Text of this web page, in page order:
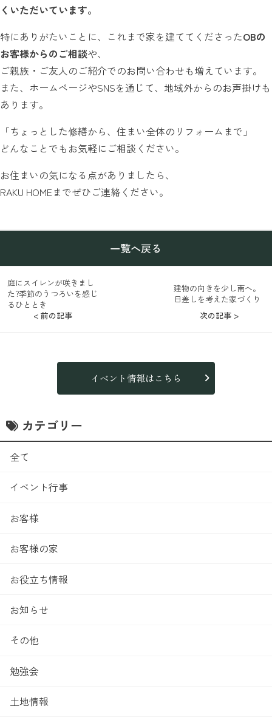
くいただいています。
特にありがたいことに、これまで家を建ててくださったOBの
お客様からのご相談や、
ご親族・ご友人のご紹介でのお問い合わせも増えています。
また、ホームページやSNSを通じて、地域外からのお声掛けも
あります。
「ちょっとした修繕から、住まい全体のリフォームまで」
どんなことでもお気軽にご相談ください。
お住まいの気になる点がありましたら、
RAKU HOMEまでぜひご連絡ください。
< 前の記事
庭にスイレンが咲きまし
た?季節のうつろいを感じ
るひととき
一覧へ戻る
建物の向きを少し南へ。
日差しを考えた家づくり
次の記事 >
イベント情報はこちら
カテゴリー
全て
イベント行事
お客様
お客様の家
お役立ち情報
お知らせ
その他
勉強会
土地情報